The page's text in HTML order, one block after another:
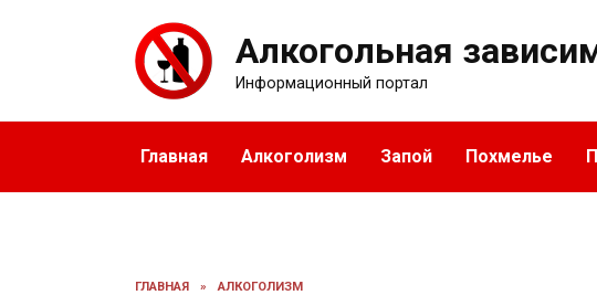
Алкогольная
Информационный портал
Главная Алкоголизм Запой Похмелье
ГЛАВНАЯ » АЛКОГОЛИЗМ